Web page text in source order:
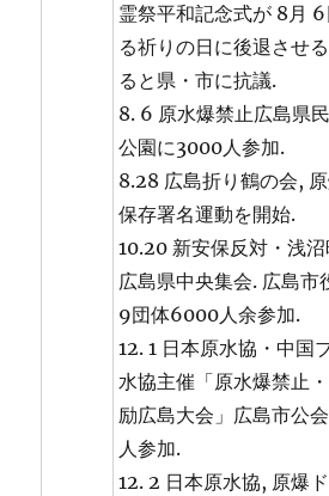
霊祭平和記念式が 8月
る祈りの日に後退させ
ると県・市に抗議.
8. 6 原水爆禁止広島県
公園に3000人参加.
8.28 広島折り鶴の会,
保存署名運動を開始.
10.20 新安保反対・浅
広島県中央集会. 広島市
9団体6000人余参加.
12. 1 日本原水協・中国
水協主催「原水爆禁止
励広島大会」広島市公
人参加.
12. 2 日本原水協, 原爆